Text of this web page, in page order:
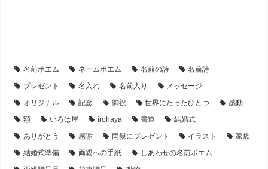
名前ポエム ネームポエム 名前の詩
名前詩
プレゼント
名入れ 名前入り
メッセージ
オリジナル
記念 御祝 世界にたったひとつ
感動
額
いろは屋 irohaya 書道
結婚式
ありがとう
感謝 両親にプレゼント イラスト
家族
結婚式準備
両親への手紙
しあわせの名前ポエム